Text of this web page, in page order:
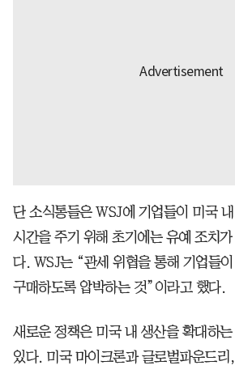
단 소식통들은 WSJ에 기업들이 미국
시간을 주기 위해 초기에는 유예 조치
다. WSJ는 “관세 위협을 통해 기업들
구매하도록 압박하는 것”이라고 했다.
새로운 정책은 미국 내 생산을 확대하
있다. 미국 마이크론과 글로벌파운드